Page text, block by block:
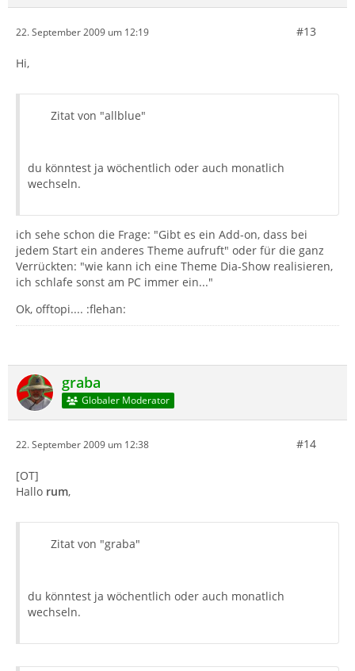
22. September 2009 um 12:19 #13
Hi,
Zitat von "allblue"
du könntest ja wöchentlich oder auch monatlich
wechseln.
ich sehe schon die Frage: "Gibt es ein Add-on, dass bei
jedem Start ein anderes Theme aufruft" oder für die ganz
Verrückten: "wie kann ich eine Theme Dia-Show realisieren,
ich schlafe sonst am PC immer ein..."
Ok, offtopi.... :flehan:
graba
Globaler Moderator
22. September 2009 um 12:38 #14
[OT]
Hallo rum,
Zitat von "graba"
du könntest ja wöchentlich oder auch monatlich
wechseln.